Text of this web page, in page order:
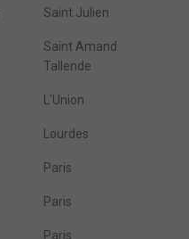
Saint Julien
Saint Amand
Tallende
L'Union
Lourdes
Paris
Paris
Paris